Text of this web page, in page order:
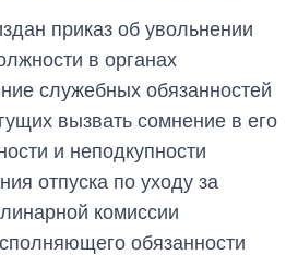
приказ об увольнении
в органах
служебных обязанностей
вызвать сомнение в его
и неподкупности
отпуска по уходу за
комиссии
обязанности
как вырос спрос
последние годы и
что прогнозируют